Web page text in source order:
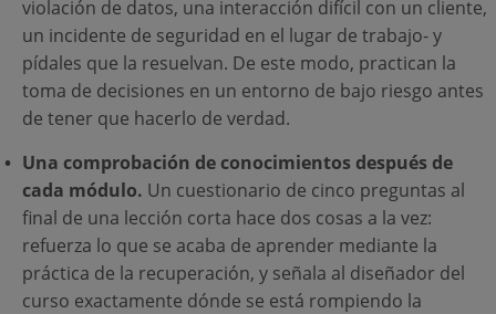
violación de datos, una interacción difícil con un cliente,
un incidente de seguridad en el lugar de trabajo- y
pídales que la resuelvan. De este modo, practican la
toma de decisiones en un entorno de bajo riesgo antes
de tener que hacerlo de verdad.
Una comprobación de conocimientos después de
cada módulo. Un cuestionario de cinco preguntas al
final de una lección corta hace dos cosas a la vez:
refuerza lo que se acaba de aprender mediante la
práctica de la recuperación, y señala al diseñador del
curso exactamente dónde se está rompiendo la